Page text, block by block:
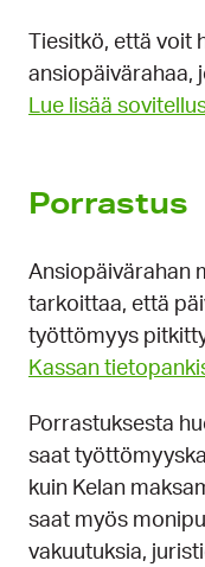
Tiesitkö, että voit
ansiopäivärahaa,
Lue lisää
Porrastus
Ansiopäivärahan
tarkoittaa, että
työttömyys
Kassan
Porrastuksesta
saat
kuin Kelan
saat myös
vakuutuksia,